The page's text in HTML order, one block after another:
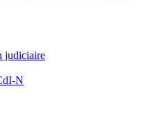
judiciaire
N